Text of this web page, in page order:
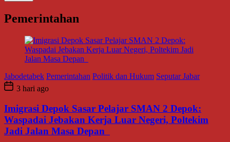
Pemerintahan
Jabodetabek Pemerintahan Politik dan Hukum Seputar Jabar
3 hari ago
Imigrasi Depok Sasar Pelajar SMAN 2 Depok:
Waspadai Jebakan Kerja Luar Negeri, Poltekim
Jadi Jalan Masa Depan